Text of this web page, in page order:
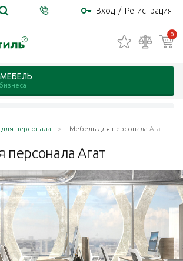
Вход / Регистрация
0
персонала Мебель для персонала Агат
персоналаАгат